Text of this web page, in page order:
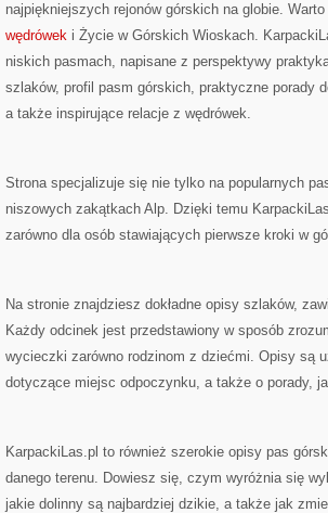
najpiękniejszych rejonów górskich na globie.
wędrówek i Życie w Górskich Wioskach.
niskich pasmach, napisane z perspektywy
szlaków, profil pasm górskich, praktyczne porady
a także inspirujące relacje z wędrówek.
Strona specjalizuje się nie tylko na popularnych
niszowych zakątkach Alp. Dzięki temu
zarówno dla osób stawiających pierwsze kroki w
Na stronie znajdziesz dokładne opisy szlaków,
Każdy odcinek jest przedstawiony w sposób
wycieczki zarówno rodzinom z dziećmi. Opisy są
dotyczące miejsc odpoczynku, a także o porady,
KarpackiLas.pl to również szerokie opisy pas
danego terenu. Dowiesz się, czym wyróżnia się
jakie dolinny są najbardziej dzikie, a także jak